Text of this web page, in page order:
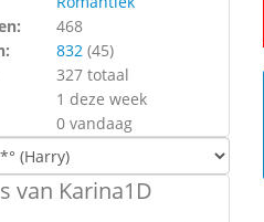
468
832 (45)
327 totaal
1 deze week
0 vandaag
van Karina1D